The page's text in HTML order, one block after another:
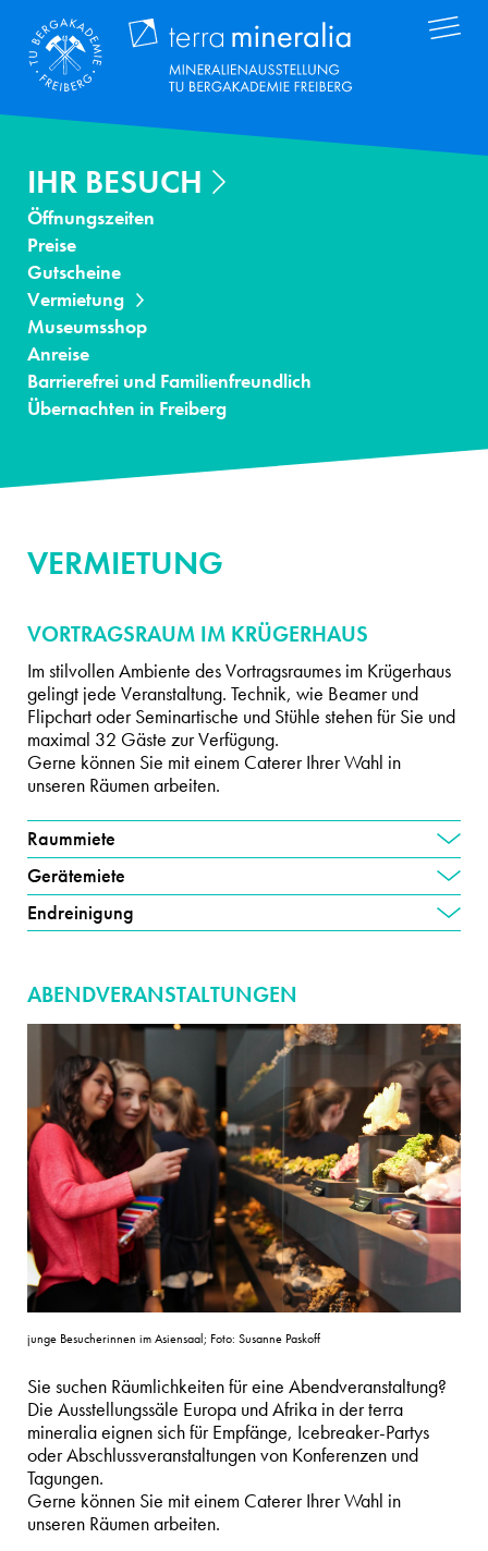
Inhalt
Terra
IHR BESUCH
Öffnungszeiten
Preise
Gutscheine
Vermietung
Museumsshop
Anreise
Barrierefrei und Familienfreundlich
Übernachten in Freiberg
VERMIETUNG
VORTRAGSRAUM IM KRÜGERHAUS
Im stilvollen Ambiente des Vortragsraumes im Krügerhaus
gelingt jede Veranstaltung. Technik, wie Beamer und
Flipchart oder Seminartische und Stühle stehen für Sie und
maximal 32 Gäste zur Verfügung.
Gerne können Sie mit einem Caterer Ihrer Wahl in
unseren Räumen arbeiten.
Raummiete
Gerätemiete
Endreinigung
ABENDVERANSTALTUNGEN
junge Besucherinnen im Asiensaal; Foto: Susanne Paskoff
Sie suchen Räumlichkeiten für eine Abendveranstaltung?
Die Ausstellungssäle Europa und Afrika in der terra
mineralia eignen sich für Empfänge, Icebreaker-Partys
oder Abschlussveranstaltungen von Konferenzen und
Tagungen.
Gerne können Sie mit einem Caterer Ihrer Wahl in
unseren Räumen arbeiten.